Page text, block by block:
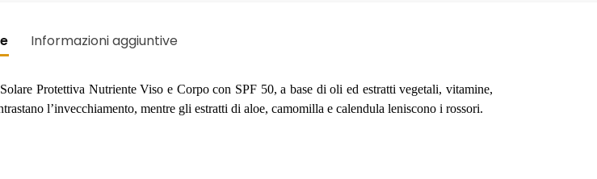
Informazioni aggiuntive
Protettiva Nutriente Viso e Corpo con SPF 50, a base di oli ed estratti vegetali, vitamine,
l’invecchiamento, mentre gli estratti di aloe, camomilla e calendula leniscono i rossori.